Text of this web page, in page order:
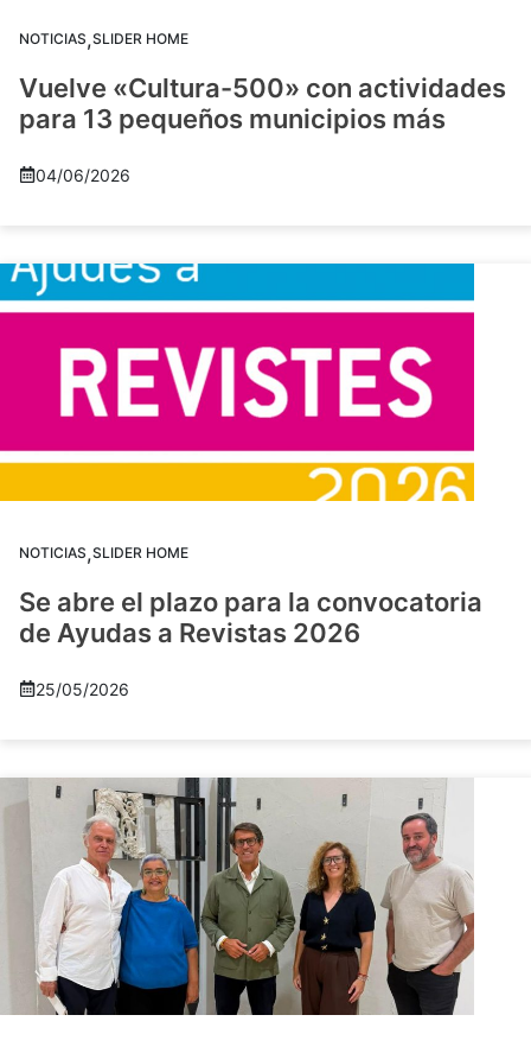
NOTICIAS,SLIDER HOME
Vuelve «Cultura-500» con actividades
para 13 pequeños municipios más
04/06/2026
NOTICIAS,SLIDER HOME
Se abre el plazo para la convocatoria
de Ayudas a Revistas 2026
25/05/2026